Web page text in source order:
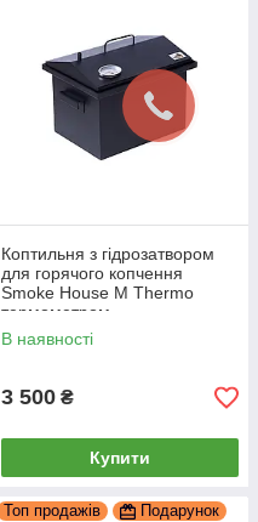
Коптильня з гідрозатвором
для горячого копчення
Smoke House M Thermo
термометром
В наявності
3 500 ₴
Купити
Топ продажів Подарунок